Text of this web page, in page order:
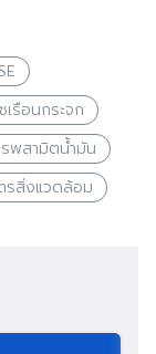
เรือนกระจก
พสามิตน้ำมัน
รสิ่งแวดล้อม